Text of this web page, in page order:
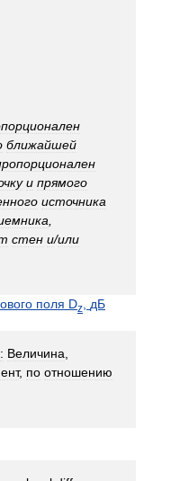
ближайшей
и прямого
источника
стен и/или
поля Dz дБ
: Величина
, по отношению